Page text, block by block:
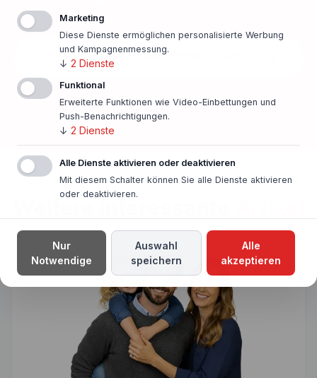
Finanzierung unverbindlich anfragen
In nur einer Minute!
Marketing
Diese Dienste ermöglichen personalisierte Werbung
und Kampagnenmessung.
↓ 2 Dienste
Funktional
Erweiterte Funktionen wie Video-Einbettungen und
Push-Benachrichtigungen.
↓ 2 Dienste
Alle Dienste aktivieren oder deaktivieren
Mit diesem Schalter können Sie alle Dienste aktivieren
oder deaktivieren.
Nur
Notwendige
Auswahl
speichern
Alle
akzeptieren